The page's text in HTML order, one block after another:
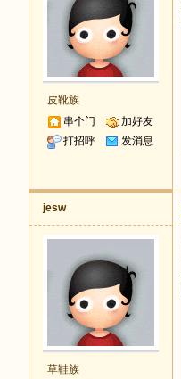
皮靴族
串个门
加好友
打招呼
发消息
jesw
草鞋族